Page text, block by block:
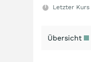
Letzter Kurs
Übersicht